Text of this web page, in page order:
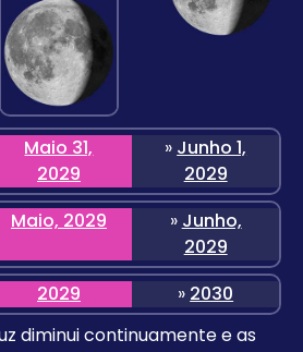
Maio 31,
2029
» Junho 1,
2029
Maio, 2029 » Junho,
2029
2029 » 2030
diminui continuamente e as